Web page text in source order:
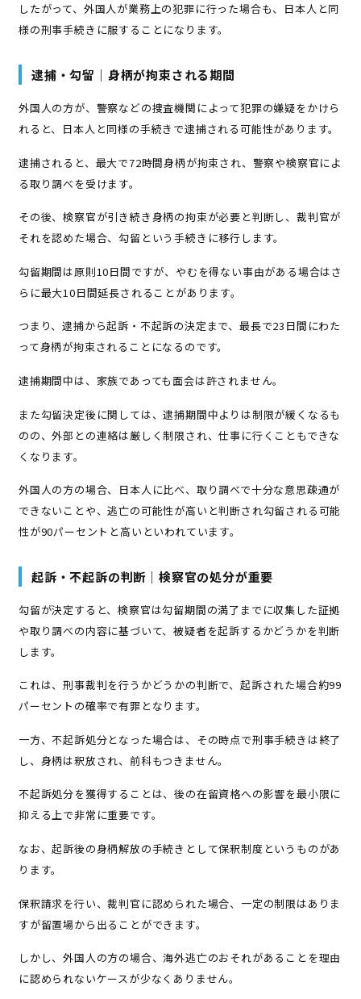
したがって、外国人が業務上の犯罪に行った場合も、日本人と同
様の刑事手続きに服することになります。
逮捕・勾留｜身柄が拘束される期間
外国人の方が、警察などの捜査機関によって犯罪の嫌疑をかけら
れると、日本人と同様の手続きで逮捕される可能性があります。
逮捕されると、最大で72時間身柄が拘束され、警察や検察官によ
る取り調べを受けます。
その後、検察官が引き続き身柄の拘束が必要と判断し、裁判官が
それを認めた場合、勾留という手続きに移行します。
勾留期間は原則10日間ですが、やむを得ない事由がある場合はさ
らに最大10日間延長されることがあります。
つまり、逮捕から起訴・不起訴の決定まで、最長で23日間にわた
って身柄が拘束されることになるのです。
逮捕期間中は、家族であっても面会は許されません。
また勾留決定後に関しては、逮捕期間中よりは制限が緩くなるも
のの、外部との連絡は厳しく制限され、仕事に行くこともできな
くなります。
外国人の方の場合、日本人に比べ、取り調べで十分な意思疎通が
できないことや、逃亡の可能性が高いと判断され勾留される可能
性が90パーセントと高いといわれています。
起訴・不起訴の判断｜検察官の処分が重要
勾留が決定すると、検察官は勾留期間の満了までに収集した証拠
や取り調べの内容に基づいて、被疑者を起訴するかどうかを判断
します。
これは、刑事裁判を行うかどうかの判断で、起訴された場合約99
パーセントの確率で有罪となります。
一方、不起訴処分となった場合は、その時点で刑事手続きは終了
し、身柄は釈放され、前科もつきません。
不起訴処分を獲得することは、後の在留資格への影響を最小限に
抑える上で非常に重要です。
なお、起訴後の身柄解放の手続きとして保釈制度というものがあ
ります。
保釈請求を行い、裁判官に認められた場合、一定の制限はありま
すが留置場から出ることができます。
しかし、外国人の方の場合、海外逃亡のおそれがあることを理由
に認められないケースが少なくありません。